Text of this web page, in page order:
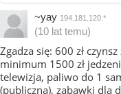
~yay 194.181.120.*
(10 lat temu)
Zgadza się: 600 zł
minimum 1500 zł
telewizja, paliwo do 1
(publiczna), zabawki dla